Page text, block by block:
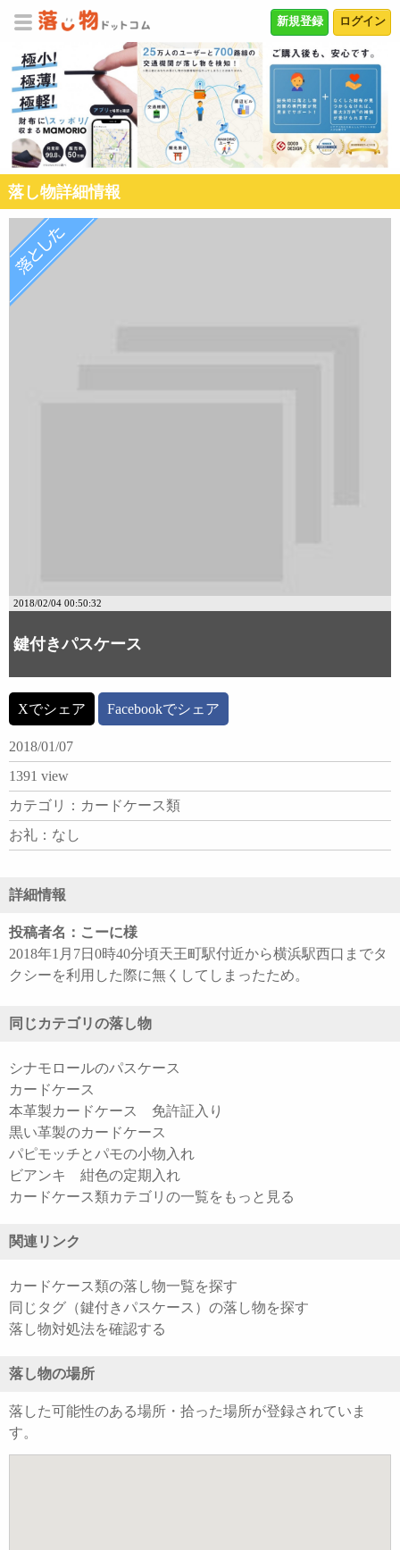
ログイン
新規登録
落し物詳細情報
2018/02/04 00:50:32
鍵付きパスケース
Xでシェア Facebookでシェア
2018/01/07
1391 view
カテゴリ：カードケース類
お礼：なし
詳細情報
投稿者名：こーに様
2018年1月7日0時40分頃天王町駅付近から横浜駅西口までタ
クシーを利用した際に無くしてしまったため。
同じカテゴリの落し物
シナモロールのパスケース
カードケース
本革製カードケース 免許証入り
黒い革製のカードケース
パピモッチとパモの小物入れ
ビアンキ 紺色の定期入れ
カードケース類カテゴリの一覧をもっと見る
関連リンク
カードケース類の落し物一覧を探す
同じタグ（鍵付きパスケース）の落し物を探す
落し物対処法を確認する
落し物の場所
落した可能性のある場所・拾った場所が登録されていま
す。